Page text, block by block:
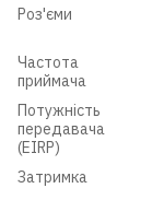
Роз'єми
Частота
приймача
Потужність
передавача
(EIRP)
Затримка